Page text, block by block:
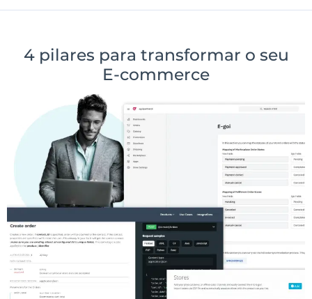
4 pilares para transformar o seu
E-commerce